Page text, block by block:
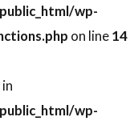
クローズ
アーズ
ィッド・アルパー
wp-
on line14
wp-